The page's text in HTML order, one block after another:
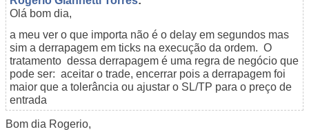
Olá bom dia,
a meu ver o que importa não é o delay em segundos mas
sim a derrapagem em ticks na execução da ordem. O
tratamento dessa derrapagem é uma regra de negócio que
pode ser: aceitar o trade, encerrar pois a derrapagem foi
maior que a tolerância ou ajustar o SL/TP para o preço de
entrada
Bom dia Rogerio,